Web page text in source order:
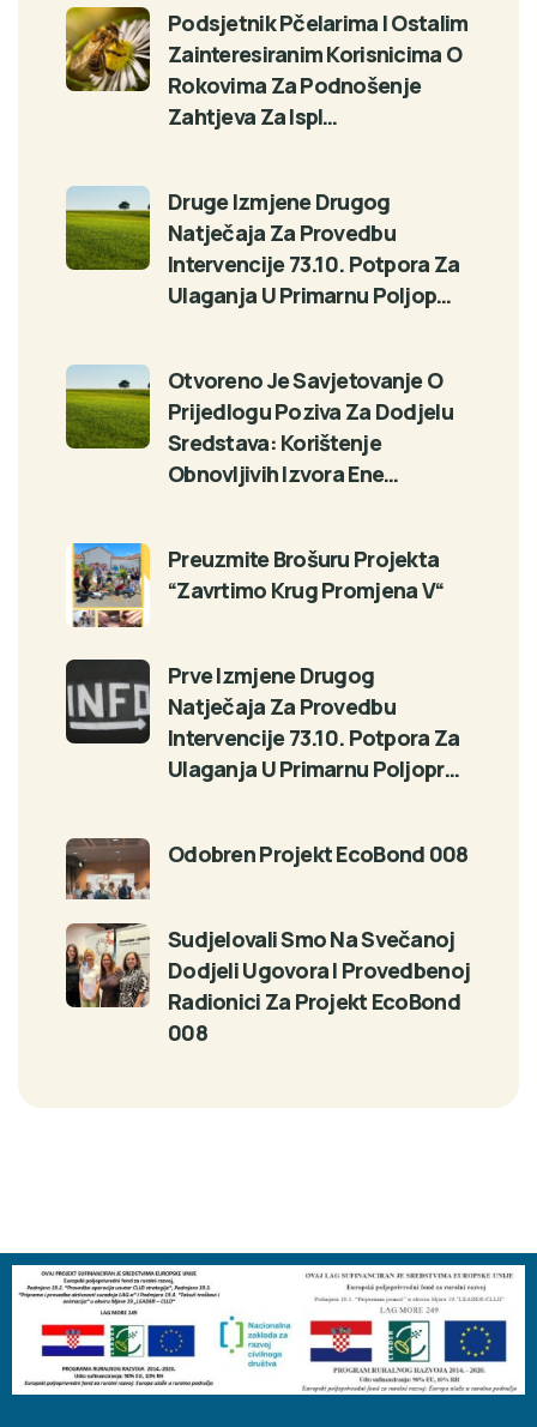
Podsjetnik Pčelarima I Ostalim
Zainteresiranim Korisnicima O
Rokovima Za Podnošenje
Zahtjeva Za Ispl…
Druge Izmjene Drugog
Natječaja Za Provedbu
Intervencije 73.10. Potpora Za
Ulaganja U Primarnu Poljop…
Otvoreno Je Savjetovanje O
Prijedlogu Poziva Za Dodjelu
Sredstava: Korištenje
Obnovljivih Izvora Ene…
Preuzmite Brošuru Projekta
“Zavrtimo Krug Promjena V“
Prve Izmjene Drugog
Natječaja Za Provedbu
Intervencije 73.10. Potpora Za
Ulaganja U Primarnu Poljopr…
Odobren Projekt EcoBond 008
Sudjelovali Smo Na Svečanoj
Dodjeli Ugovora I Provedbenoj
Radionici Za Projekt EcoBond
008